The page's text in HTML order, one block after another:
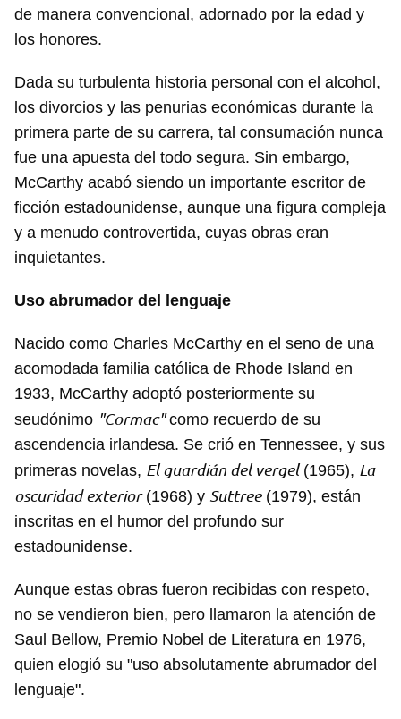
de manera convencional, adornado por la edad y
los honores.
Dada su turbulenta historia personal con el alcohol,
los divorcios y las penurias económicas durante la
primera parte de su carrera, tal consumación nunca
fue una apuesta del todo segura. Sin embargo,
McCarthy acabó siendo un importante escritor de
ficción estadounidense, aunque una figura compleja
y a menudo controvertida, cuyas obras eran
inquietantes.
Uso abrumador del lenguaje
Nacido como Charles McCarthy en el seno de una
acomodada familia católica de Rhode Island en
1933, McCarthy adoptó posteriormente su
seudónimo "Cormac"como recuerdo de su
ascendencia irlandesa. Se crió en Tennessee, y sus
primeras novelas, El guardián del vergel(1965), La
oscuridad exterior(1968) y Suttree(1979), están
inscritas en el humor del profundo sur
estadounidense.
Aunque estas obras fueron recibidas con respeto,
no se vendieron bien, pero llamaron la atención de
Saul Bellow, Premio Nobel de Literatura en 1976,
quien elogió su "uso absolutamente abrumador del
lenguaje".